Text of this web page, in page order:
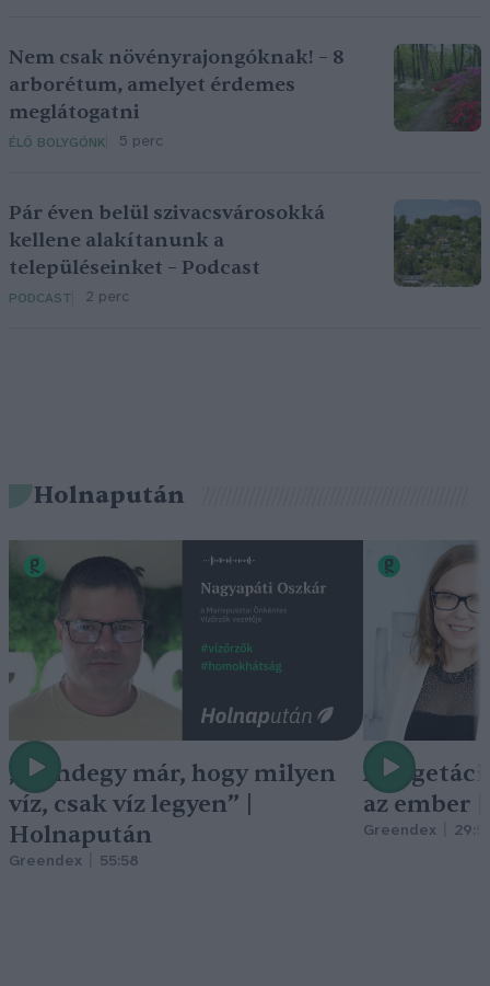
Nem csak növényrajongóknak! – 8
arborétum, amelyet érdemes
meglátogatni
ÉLŐ BOLYGÓNK 5 perc
Pár éven belül szivacsvárosokká
kellene alakítanunk a
településeinket – Podcast
PODCAST 2 perc
Holnapután
„Mindegy már, hogy milyen
víz, csak víz legyen” |
Holnapután
Greendex 55:58
A
az ember
Greendex